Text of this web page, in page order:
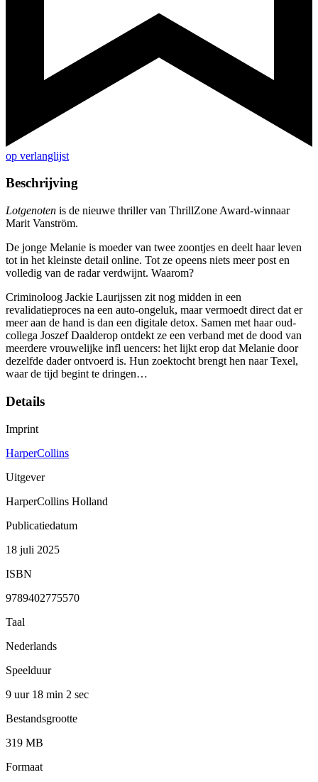
op verlanglijst
Beschrijving
Lotgenoten is de nieuwe thriller van ThrillZone Award-winnaar
Marit Vanström.
De jonge Melanie is moeder van twee zoontjes en deelt haar leven
tot in het kleinste detail online. Tot ze opeens niets meer post en
volledig van de radar verdwijnt. Waarom?
Criminoloog Jackie Laurijssen zit nog midden in een
revalidatieproces na een auto-ongeluk, maar vermoedt direct dat er
meer aan de hand is dan een digitale detox. Samen met haar oud-
collega Joszef Daalderop ontdekt ze een verband met de dood van
meerdere vrouwelijke infl uencers: het lijkt erop dat Melanie door
dezelfde dader ontvoerd is. Hun zoektocht brengt hen naar Texel,
waar de tijd begint te dringen…
Details
Imprint
HarperCollins
Uitgever
HarperCollins Holland
Publicatiedatum
18 juli 2025
ISBN
9789402775570
Taal
Nederlands
Speelduur
9 uur 18 min 2 sec
Bestandsgrootte
319 MB
Formaat